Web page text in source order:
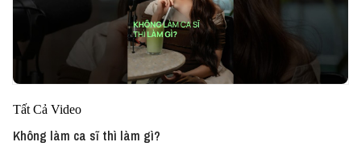
Tất Cả Video
Không làm ca sĩ thì làm gì?